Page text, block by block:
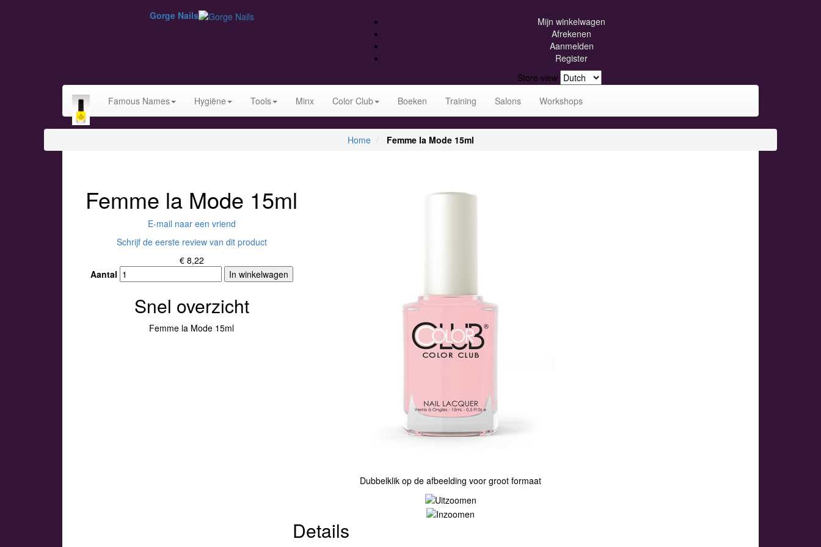
Gorge Nails
Mijn winkelwagen
Afrekenen
Aanmelden
Register
Store view
Famous Names
Hygiëne Tools Minx Color Club Boeken Training Salons Workshops
Home Femme la Mode 15ml
Femme la Mode 15ml
E-mail naar een vriend
Schrijf de eerste review van dit product
€ 8,22
Aantal
In winkelwagen
Snel overzicht
Femme la Mode 15ml
Dubbelklik op de afbeelding voor groot formaat
Details